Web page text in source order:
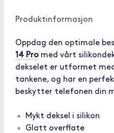
Produktinformasjon
Oppdag den optimale
14 Pro med vårt
dekselet er utformet
tankene, og har en
beskytter telefonen din
Mykt deksel i silikon
Glatt overflate